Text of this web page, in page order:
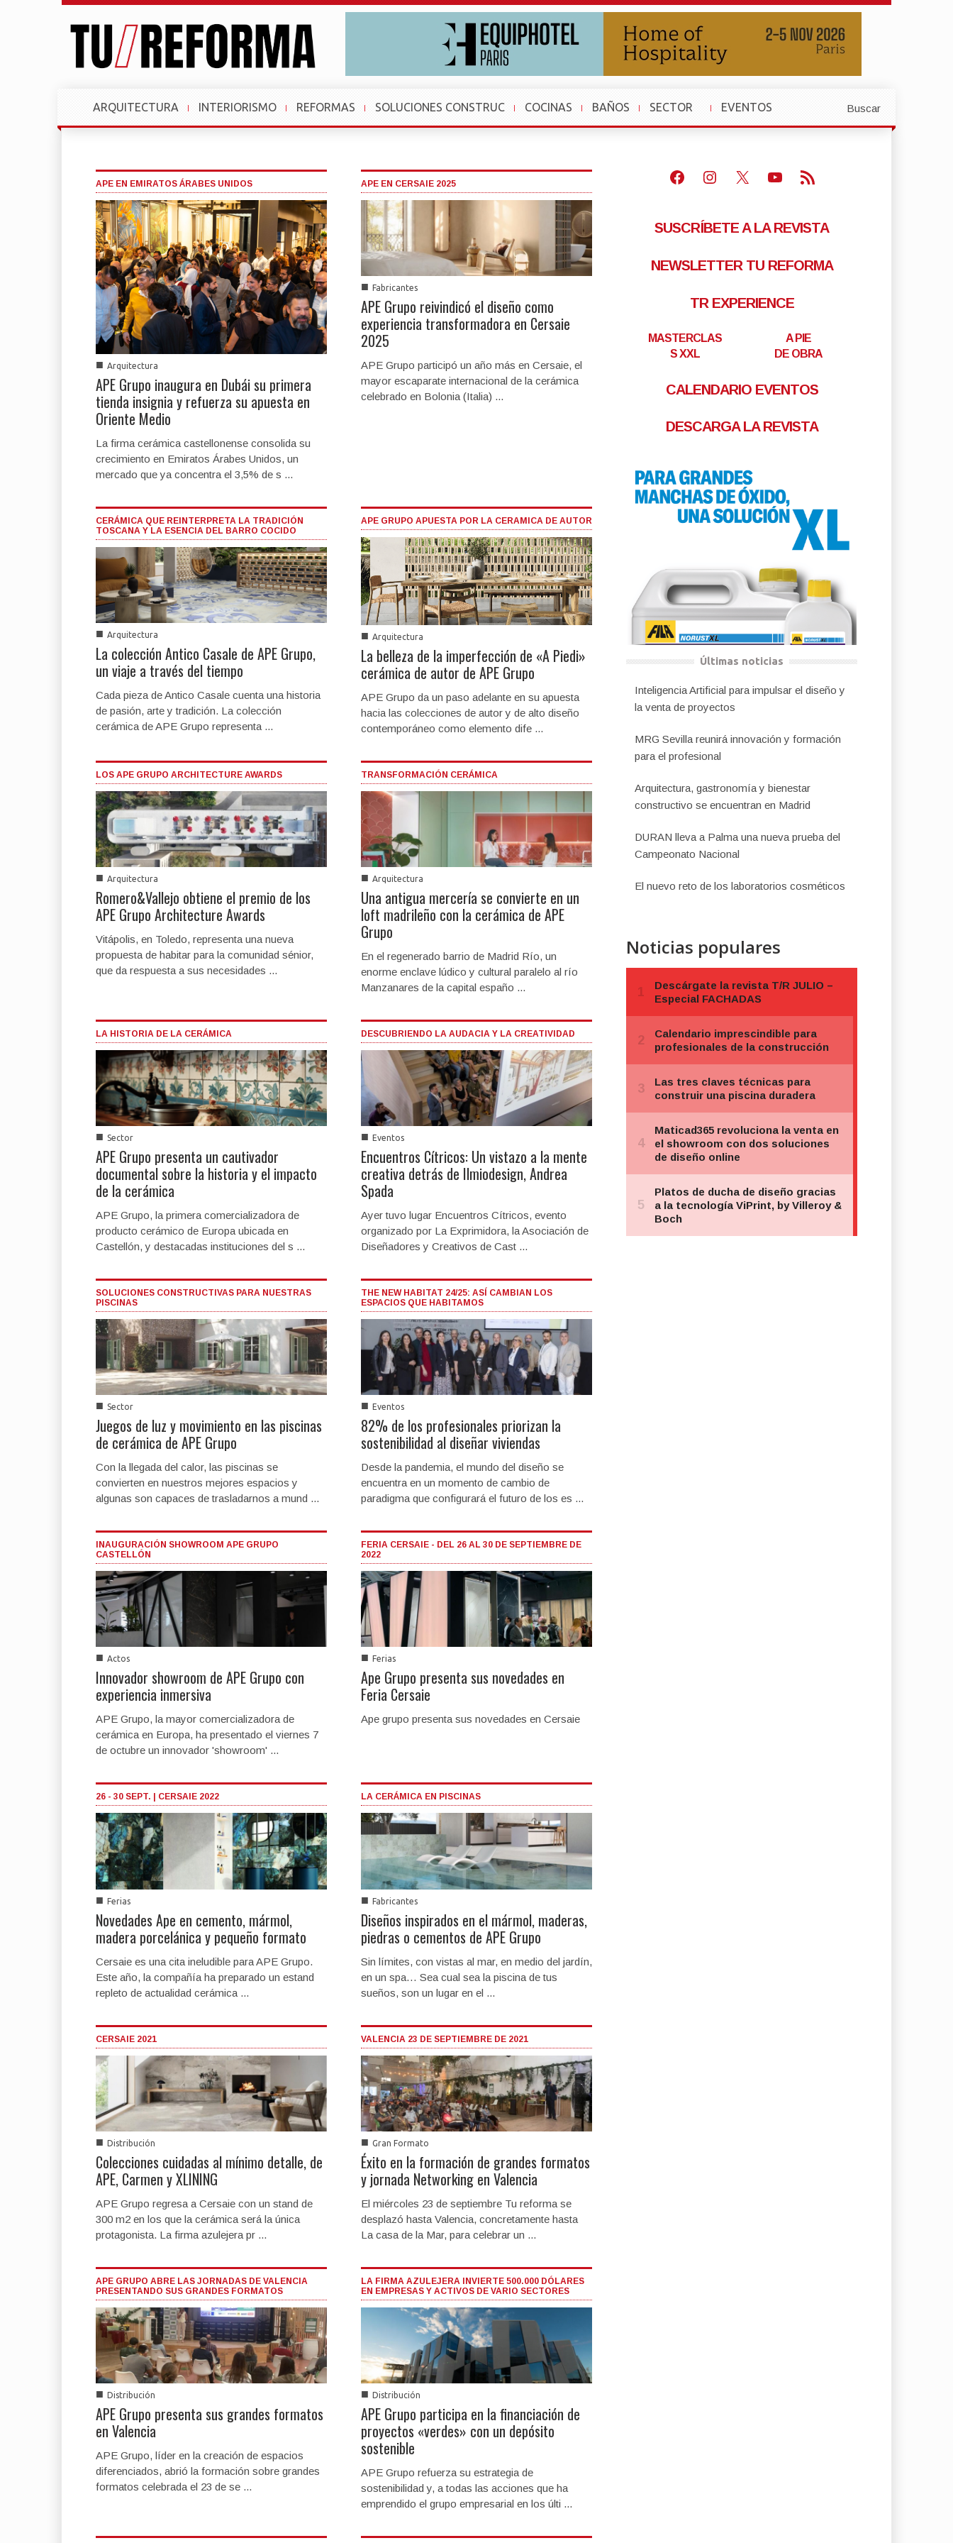
ARQUITECTURA INTERIORISMO REFORMAS SOLUCIONES CONSTRUC COCINAS BAÑOS
SECTOR
»
EVENTOS
»
Buscar
APE EN EMIRATOS ÁRABES UNIDOS
■ Arquitectura
APE Grupo inaugura en Dubái su primera
tienda insignia y refuerza su apuesta en
Oriente Medio
La firma cerámica castellonense consolida su
crecimiento en Emiratos Árabes Unidos, un
mercado que ya concentra el 3,5% de s ...
APE EN CERSAIE 2025
■ Fabricantes
APE Grupo reivindicó el diseño como
experiencia transformadora en Cersaie
2025
APE Grupo participó un año más en Cersaie, el
mayor escaparate internacional de la cerámica
celebrado en Bolonia (Italia) ...
CERÁMICA QUE REINTERPRETA LA TRADICIÓN
TOSCANA Y LA ESENCIA DEL BARRO COCIDO
■ Arquitectura
La colección Antico Casale de APE Grupo,
un viaje a través del tiempo
Cada pieza de Antico Casale cuenta una historia
de pasión, arte y tradición. La colección
cerámica de APE Grupo representa ...
APE GRUPO APUESTA POR LA CERAMICA DE AUTOR
■ Arquitectura
La belleza de la imperfección de «A Piedi»
cerámica de autor de APE Grupo
APE Grupo da un paso adelante en su apuesta
hacia las colecciones de autor y de alto diseño
contemporáneo como elemento dife ...
LOS APE GRUPO ARCHITECTURE AWARDS
■ Arquitectura
Romero&Vallejo obtiene el premio de los
APE Grupo Architecture Awards
Vitápolis, en Toledo, representa una nueva
propuesta de habitar para la comunidad sénior,
que da respuesta a sus necesidades ...
TRANSFORMACIÓN CERÁMICA
■ Arquitectura
Una antigua mercería se convierte en un
loft madrileño con la cerámica de APE
Grupo
En el regenerado barrio de Madrid Río, un
enorme enclave lúdico y cultural paralelo al río
Manzanares de la capital españo ...
LA HISTORIA DE LA CERÁMICA
■ Sector
APE Grupo presenta un cautivador
documental sobre la historia y el impacto
de la cerámica
APE Grupo, la primera comercializadora de
producto cerámico de Europa ubicada en
Castellón, y destacadas instituciones del s ...
DESCUBRIENDO LA AUDACIA Y LA CREATIVIDAD
■ Eventos
Encuentros Cítricos: Un vistazo a la mente
creativa detrás de Ilmiodesign, Andrea
Spada
Ayer tuvo lugar Encuentros Cítricos, evento
organizado por La Exprimidora, la Asociación de
Diseñadores y Creativos de Cast ...
SOLUCIONES CONSTRUCTIVAS PARA NUESTRAS
PISCINAS
■ Sector
Juegos de luz y movimiento en las piscinas
de cerámica de APE Grupo
Con la llegada del calor, las piscinas se
convierten en nuestros mejores espacios y
algunas son capaces de trasladarnos a mund ...
THE NEW HABITAT 24/25: ASÍ CAMBIAN LOS
ESPACIOS QUE HABITAMOS
■ Eventos
82% de los profesionales priorizan la
sostenibilidad al diseñar viviendas
Desde la pandemia, el mundo del diseño se
encuentra en un momento de cambio de
paradigma que configurará el futuro de los es ...
INAUGURACIÓN SHOWROOM APE GRUPO
CASTELLÓN
■ Actos
Innovador showroom de APE Grupo con
experiencia inmersiva
APE Grupo, la mayor comercializadora de
cerámica en Europa, ha presentado el viernes 7
de octubre un innovador 'showroom' ...
FERIA CERSAIE - DEL 26 AL 30 DE SEPTIEMBRE DE
2022
■ Ferias
Ape Grupo presenta sus novedades en
Feria Cersaie
Ape grupo presenta sus novedades en Cersaie
26 - 30 SEPT. | CERSAIE 2022
■ Ferias
Novedades Ape en cemento, mármol,
madera porcelánica y pequeño formato
Cersaie es una cita ineludible para APE Grupo.
Este año, la compañía ha preparado un estand
repleto de actualidad cerámica ...
LA CERÁMICA EN PISCINAS
■ Fabricantes
Diseños inspirados en el mármol, maderas,
piedras o cementos de APE Grupo
Sin límites, con vistas al mar, en medio del jardín,
en un spa… Sea cual sea la piscina de tus
sueños, son un lugar en el ...
CERSAIE 2021
■ Distribución
Colecciones cuidadas al mínimo detalle, de
APE, Carmen y XLINING
APE Grupo regresa a Cersaie con un stand de
300 m2 en los que la cerámica será la única
protagonista. La firma azulejera pr ...
VALENCIA 23 DE SEPTIEMBRE DE 2021
■ Gran Formato
Éxito en la formación de grandes formatos
y jornada Networking en Valencia
El miércoles 23 de septiembre Tu reforma se
desplazó hasta Valencia, concretamente hasta
La casa de la Mar, para celebrar un ...
APE GRUPO ABRE LAS JORNADAS DE VALENCIA
PRESENTANDO SUS GRANDES FORMATOS
■ Distribución
APE Grupo presenta sus grandes formatos
en Valencia
APE Grupo, líder en la creación de espacios
diferenciados, abrió la formación sobre grandes
formatos celebrada el 23 de se ...
LA FIRMA AZULEJERA INVIERTE 500.000 DÓLARES
EN EMPRESAS Y ACTIVOS DE VARIO SECTORES
■ Distribución
APE Grupo participa en la financiación de
proyectos «verdes» con un depósito
sostenible
APE Grupo refuerza su estrategia de
sostenibilidad y, a todas las acciones que ha
emprendido el grupo empresarial en los últi ...
Facebook
Instagram
X Youtube
Feed RSS
SUSCRÍBETE A LA REVISTA
NEWSLETTER TU REFORMA
TR EXPERIENCE
MASTERCLAS
S XXL
A PIE
DE OBRA
CALENDARIO EVENTOS
DESCARGA LA REVISTA
Últimas noticias
Inteligencia Artificial para impulsar el diseño y
la venta de proyectos
MRG Sevilla reunirá innovación y formación
para el profesional
Arquitectura, gastronomía y bienestar
constructivo se encuentran en Madrid
DURAN lleva a Palma una nueva prueba del
Campeonato Nacional
El nuevo reto de los laboratorios cosméticos
Noticias populares